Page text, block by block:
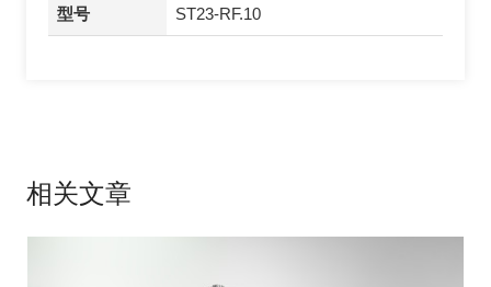
型号 ST23-RF.10
相关文章